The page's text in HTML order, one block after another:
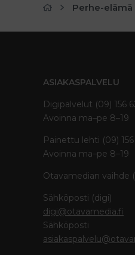
Perhe-elämä
ASIAKASPALVELU
Digipalvelut (09) 156
Avoinna ma–pe 8–19
Painettu lehti (09) 156
Avoinna ma–pe 8–19
Otavamedian vaihde
Sähköposti (digi)
digi@otavamedia.fi
Sähköposti